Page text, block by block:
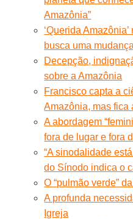
Amazônia”
‘Querida
busca uma
Decepção,
sobre a Amazônia
Francisco capta a
Amazônia, mas fica
A abordagem
fora de lugar e fora
“A sinodalidade
do Sínodo indica o
O “pulmão verde”
A profunda
Igreja